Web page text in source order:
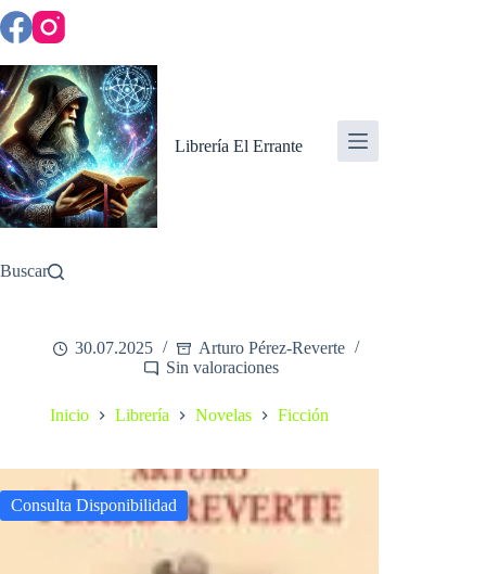
Saltar
al
contenido
Librería El Errante
Buscar
30.07.2025
Arturo Pérez-Reverte
Sin valoraciones
Inicio Librería Novelas Ficción
Consulta Disponibilidad